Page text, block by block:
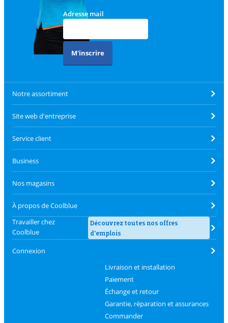
Adresse mail
M'inscrire
Notre assortiment
Site web d'entreprise
Service client
Business
Nos magasins
À propos de Coolblue
Travailler chez
Coolblue
Découvrez toutes nos offres
d'emplois
Connexion
Livraison et installation
Paiement
Échange et retour
Garantie, réparation et assurances
Commander